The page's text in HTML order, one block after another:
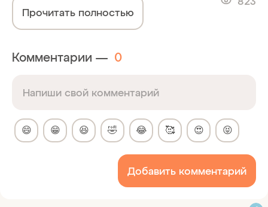
Прочитать полностью
Комментарии — 0
😄 😁 😆 🤣 😂 🥰 😍 😝
Добавить комментарий